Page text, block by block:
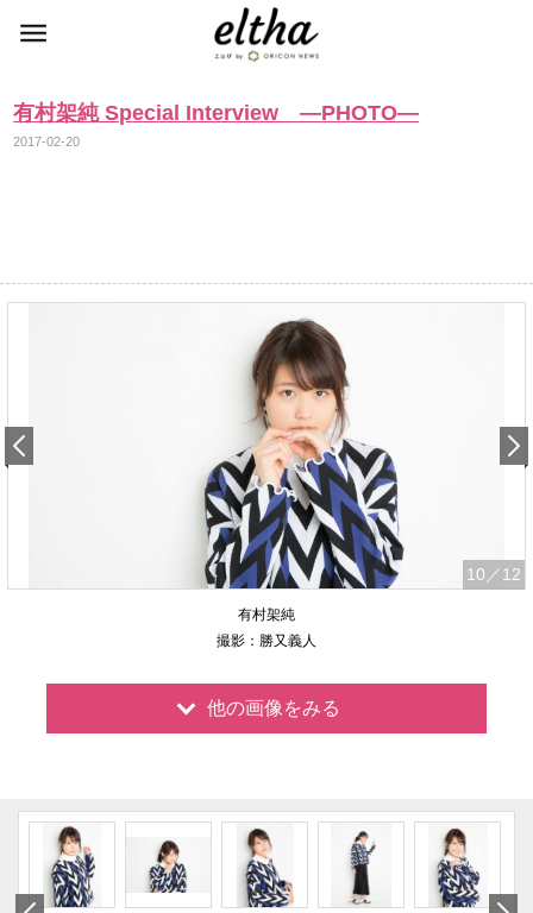
有村架純 Special Interview ―PHOTO―
2017-02-20
10 ／12
有村架純
撮影：勝又義人
他の画像をみる